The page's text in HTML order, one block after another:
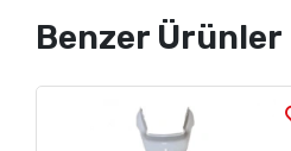
Benzer Ürünler